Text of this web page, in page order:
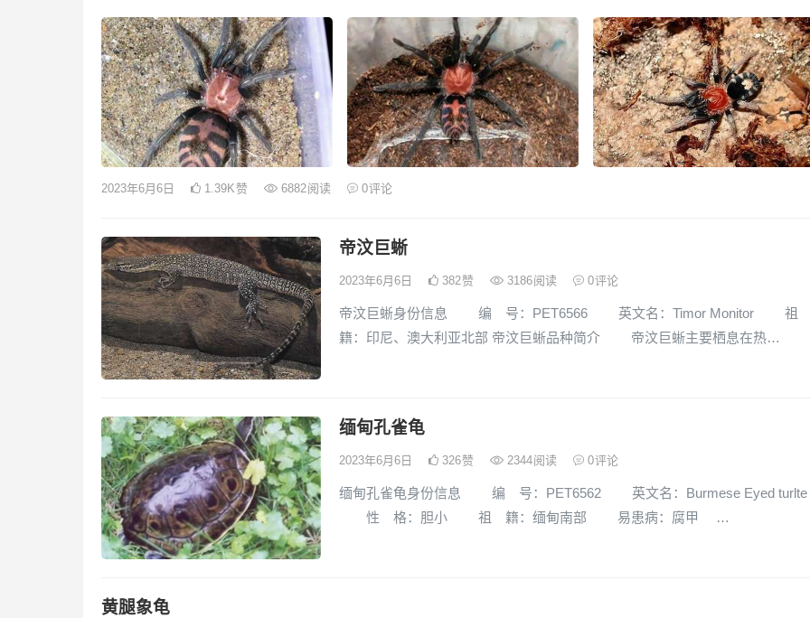
2023年6月6日 1.39K 赞 6882阅读 0评论
帝汶巨蜥
2023年6月6日 382赞 3186阅读 0评论
帝汶巨蜥身份信息 编 号：PET6566 英文名：Timor Monitor
籍：印尼、澳大利亚北部 帝汶巨蜥品种简介 帝汶巨蜥主要栖息在热…
缅甸孔雀龟
2023年6月6日 326赞 2344阅读 0评论
缅甸孔雀龟身份信息 编 号：PET6562 英文名：Burmese Eyed turlte
性 格：胆小 祖 籍：缅甸南部 易患病：腐甲 …
黄腿象龟